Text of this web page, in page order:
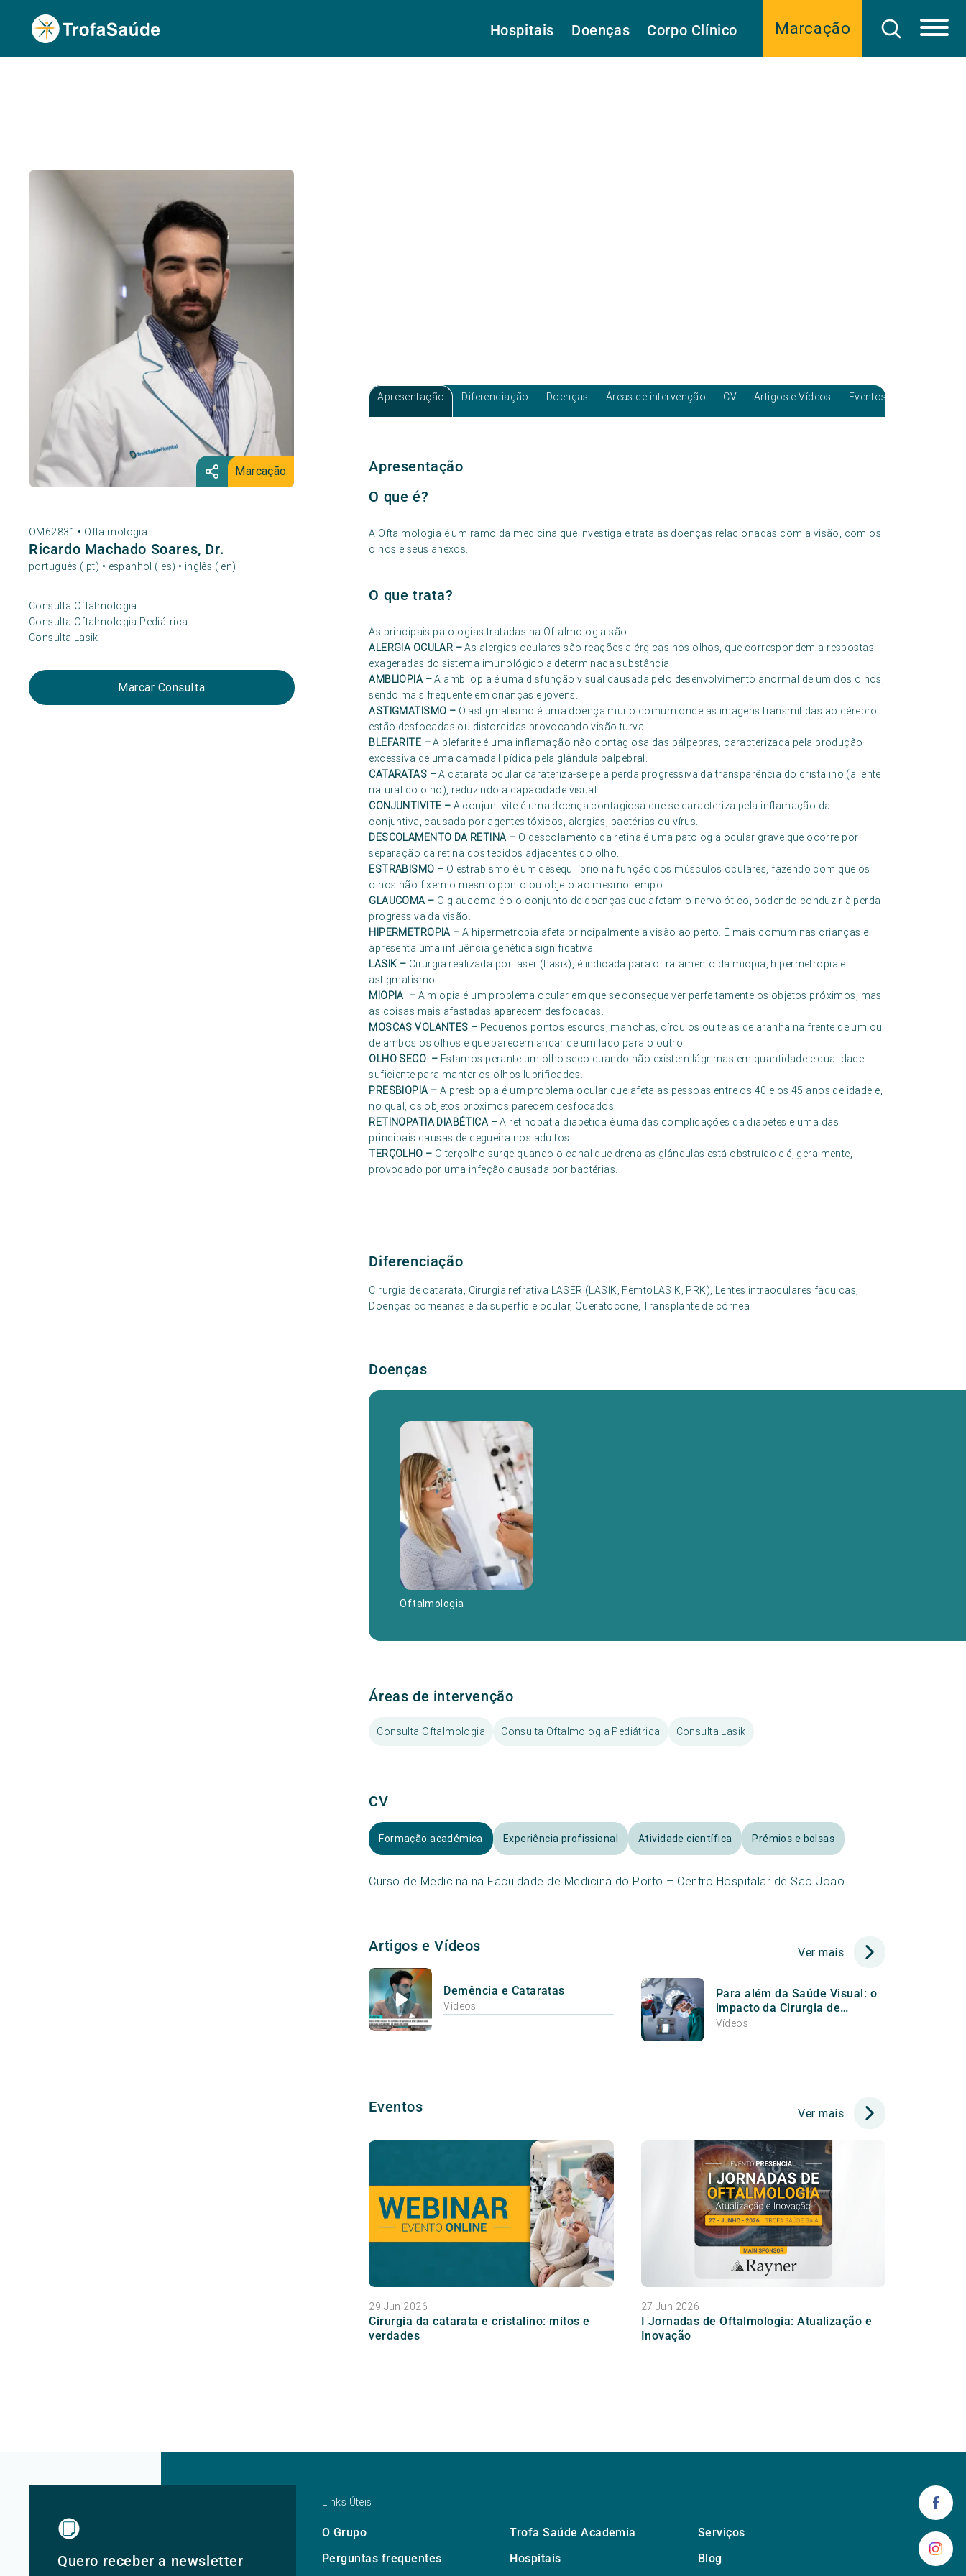
Marcação
Hospitais Doenças Corpo Clínico
Marcação
OM62831 • Oftalmologia
Ricardo Machado Soares, Dr.
português ( pt) • espanhol ( es) • inglês ( en)
Consulta Oftalmologia
Consulta Oftalmologia Pediátrica
Consulta Lasik
Marcar Consulta
Apresentação Diferenciação Doenças Áreas de intervenção CV Artigos e Vídeos Eventos
Apresentação
O que é?
A Oftalmologia é um ramo da medicina que investiga e trata as doenças relacionadas com a visão, com os
olhos e seus anexos.
O que trata?
As principais patologias tratadas na Oftalmologia são:
ALERGIA OCULAR –As alergias oculares são reações alérgicas nos olhos, que correspondem a respostas
exageradas do sistema imunológico a determinada substância.
AMBLIOPIA –A ambliopia é uma disfunção visual causada pelo desenvolvimento anormal de um dos olhos,
sendo mais frequente em crianças e jovens.
ASTIGMATISMO – O astigmatismo é uma doença muito comum onde as imagens transmitidas ao cérebro
estão desfocadas ou distorcidas provocando visão turva.
BLEFARITE –A blefarite é uma inflamação não contagiosa das pálpebras, caracterizada pela produção
excessiva de uma camada lipídica pela glândula palpebral.
CATARATAS –A catarata ocular carateriza-se pela perda progressiva da transparência do cristalino (a lente
natural do olho), reduzindo a capacidade visual.
CONJUNTIVITE – A conjuntivite é uma doença contagiosa que se caracteriza pela inflamação da
conjuntiva, causada por agentes tóxicos, alergias, bactérias ou vírus.
DESCOLAMENTO DA RETINA – O descolamento da retina é uma patologia ocular grave que ocorre por
separação da retina dos tecidos adjacentes do olho.
ESTRABISMO – O estrabismo é um desequilíbrio na função dos músculos oculares, fazendo com que os
olhos não fixem o mesmo ponto ou objeto ao mesmo tempo.
GLAUCOMA – O glaucoma é o o conjunto de doenças que afetam o nervo ótico, podendo conduzir à perda
progressiva da visão.
HIPERMETROPIA –A hipermetropia afeta principalmente a visão ao perto. É mais comum nas crianças e
apresenta uma influência genética significativa.
LASIK – Cirurgia realizada por laser (Lasik), é indicada para o tratamento da miopia, hipermetropia e
astigmatismo.
MIOPIA – A miopia é um problema ocular em que se consegue ver perfeitamente os objetos próximos, mas
as coisas mais afastadas aparecem desfocadas.
MOSCAS VOLANTES – Pequenos pontos escuros, manchas, círculos ou teias de aranha na frente de um ou
de ambos os olhos e que parecem andar de um lado para o outro.
OLHO SECO – Estamos perante um olho seco quando não existem lágrimas em quantidade e qualidade
suficiente para manter os olhos lubrificados.
PRESBIOPIA – A presbiopia é um problema ocular que afeta as pessoas entre os 40 e os 45 anos de idade e,
no qual, os objetos próximos parecem desfocados.
RETINOPATIA DIABÉTICA –A retinopatia diabética é uma das complicações da diabetes e uma das
principais causas de cegueira nos adultos.
TERÇOLHO – O terçolho surge quando o canal que drena as glândulas está obstruído e é, geralmente,
provocado por uma infeção causada por bactérias.
Diferenciação
Cirurgia de catarata, Cirurgia refrativa LASER (LASIK, FemtoLASIK, PRK), Lentes intraoculares fáquicas,
Doenças corneanas e da superfície ocular, Queratocone, Transplante de córnea
Doenças
Oftalmologia
Áreas de intervenção
Consulta Oftalmologia Consulta Oftalmologia Pediátrica Consulta Lasik
CV
Formação académica Experiência profissional Atividade científica Prémios e bolsas
Curso de Medicina na Faculdade de Medicina do Porto – Centro Hospitalar de São João
Artigos e Vídeos Ver mais
Demência e Cataratas
Vídeos
Para além da Saúde Visual: o
impacto da Cirurgia de
Catarata na prevenção da
Vídeos
Eventos Ver mais
29 Jun 2026
Cirurgia da catarata e cristalino: mitos e
verdades
27 Jun 2026
I Jornadas de Oftalmologia: Atualização e
Inovação
Quero receber a newsletter
Links Úteis
O Grupo Trofa Saúde Academia
Serviços
Perguntas frequentes
Hospitais Blog